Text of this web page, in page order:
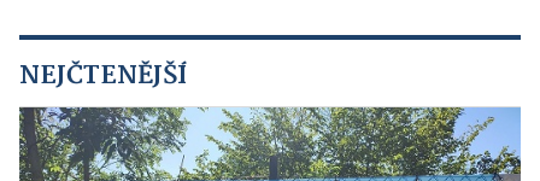
NEJČTENĚJŠÍ